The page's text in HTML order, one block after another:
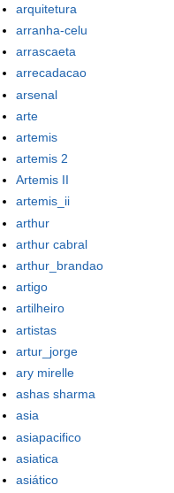
arquitetura
arranha-celu
arrascaeta
arrecadacao
arsenal
arte
artemis
artemis 2
Artemis II
artemis_ii
arthur
arthur cabral
arthur_brandao
artigo
artilheiro
artistas
artur_jorge
ary mirelle
ashas sharma
asia
asiapacifico
asiatica
asiático